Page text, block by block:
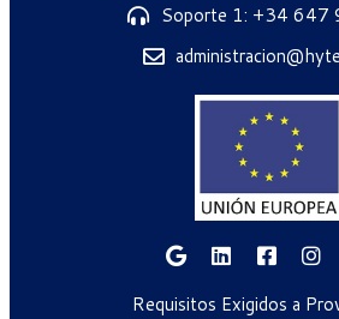
Soporte 1: +34 647
Requisitos Exigidos a